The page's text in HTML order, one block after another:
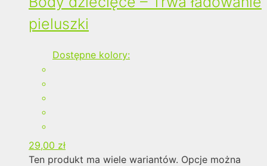
pieluszki
Dostępne kolory:
29,00 zł
Ten produkt ma wiele wariantów. Opcje można